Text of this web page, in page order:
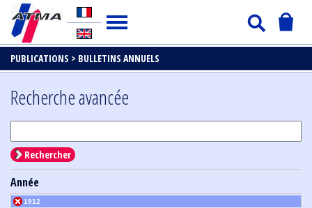
PUBLICATIONS > BULLETINS ANNUELS
Recherche avancée
Rechercher
Année
1912